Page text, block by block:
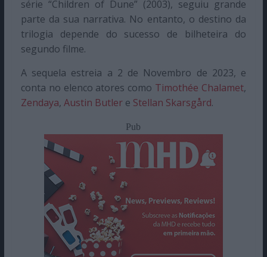
série “Children of Dune” (2003), seguiu grande
parte da sua narrativa. No entanto, o destino da
trilogia depende do sucesso de bilheteira do
segundo filme.
A sequela estreia a 2 de Novembro de 2023, e
conta no elenco atores como Timothée Chalamet,
Zendaya, Austin Butlere Stellan Skarsgård.
Pub